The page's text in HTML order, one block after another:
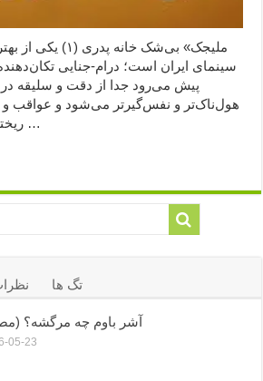
سینمای ایران است؛ درام-جنایی
پیش می‌رود جدا از دقت و سلیقه
هول‌ناک‌تر و نفس‌گیرتر می‌شود و عواقب و
ریخته شده را بازگو می‌کند …
تگ ها
آشر باوم چه مرگشه؟
05-23